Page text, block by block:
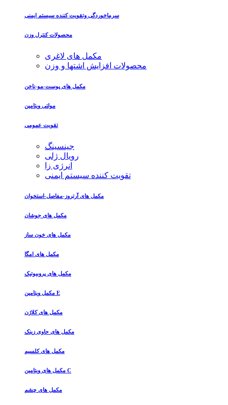
سرماخوردگی وتقویت کننده سیستم ایمنی
محصولات کنترل وزن
مکمل های لاغری
محصولات افزایش اشتها و وزن
مکمل های پوست-مو-ناخن
مولتی ویتامین
تقویت عمومی
جینسینگ
رویال ژلی
انرژی زا
تقویت کننده سیستم ایمنی
مکمل های آرتروز-مفاصل-استخوان
مکمل های جوشان
مکمل های خون ساز
مکمل های امگا
مکمل های پروبیوتیک
مکمل ویتامین E
مکمل های کلاژن
مکمل های حاوی زینک
مکمل های کلسیم
مکمل های ویتامین C
مکمل های چشم